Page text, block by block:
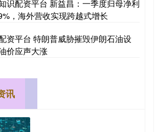
识配资平台 新益昌：一季度归母净利
，海外营收实现跨越式增长
资平台 特朗普威胁摧毁伊朗石油设
价应声大涨
讯